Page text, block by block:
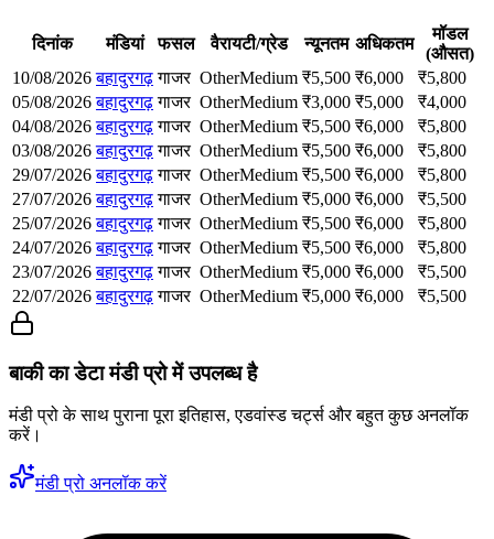
दिनांक मंडियां फसल वैरायटी/ग्रेड न्यूनतम अधिकतम
मॉडल
(औसत)
10/08/2026 बहादुरगढ़ गाजर OtherMedium ₹5,500 ₹6,000 ₹5,800
05/08/2026 बहादुरगढ़ गाजर OtherMedium ₹3,000 ₹5,000 ₹4,000
04/08/2026 बहादुरगढ़ गाजर OtherMedium ₹5,500 ₹6,000 ₹5,800
03/08/2026 बहादुरगढ़ गाजर OtherMedium ₹5,500 ₹6,000 ₹5,800
29/07/2026 बहादुरगढ़ गाजर OtherMedium ₹5,500 ₹6,000 ₹5,800
27/07/2026 बहादुरगढ़ गाजर OtherMedium ₹5,000 ₹6,000 ₹5,500
25/07/2026 बहादुरगढ़ गाजर OtherMedium ₹5,500 ₹6,000 ₹5,800
24/07/2026 बहादुरगढ़ गाजर OtherMedium ₹5,500 ₹6,000 ₹5,800
23/07/2026 बहादुरगढ़ गाजर OtherMedium ₹5,000 ₹6,000 ₹5,500
22/07/2026 बहादुरगढ़ गाजर OtherMedium ₹5,000 ₹6,000 ₹5,500
बाकी का डेटा मंडी प्रो में उपलब्ध है
मंडी प्रो के साथ पुराना पूरा इतिहास, एडवांस्ड चर्ट्स और बहुत कुछ अनलॉक
करें।
मंडी प्रो अनलॉक करें